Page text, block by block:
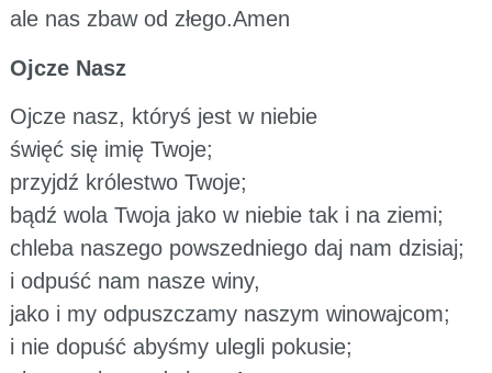
ale nas zbaw od złego.Amen
Ojcze Nasz
Ojcze nasz, któryś jest w niebie
święć się imię Twoje;
przyjdź królestwo Twoje;
bądź wola Twoja jako w niebie tak i na ziemi;
chleba naszego powszedniego daj nam dzisiaj;
i odpuść nam nasze winy,
jako i my odpuszczamy naszym winowajcom;
i nie dopuść abyśmy ulegli pokusie;